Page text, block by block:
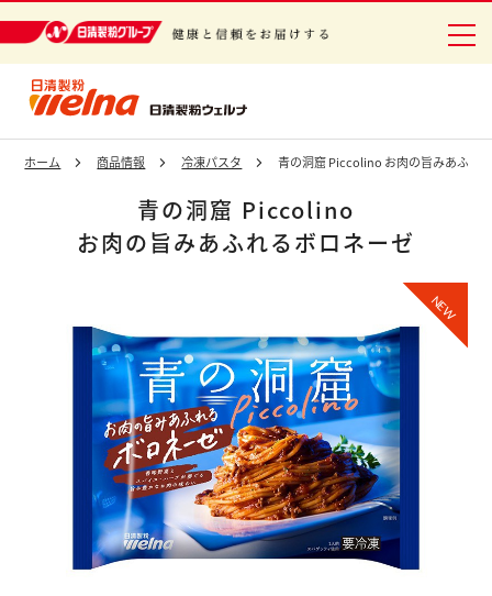
ホーム 商品情報 冷凍パスタ 青の洞窟 Piccolino お肉の旨みあふれ
青の洞窟 Piccolino
お肉の旨みあふれるボロネーゼ
NEW